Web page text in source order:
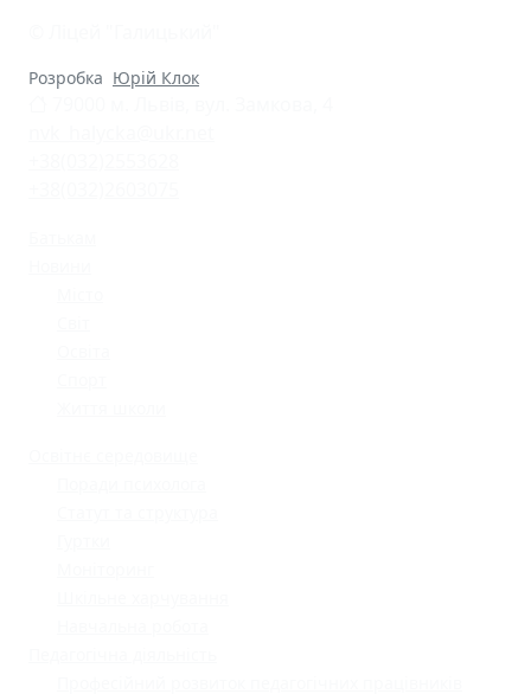
Розробка Юрій Клок